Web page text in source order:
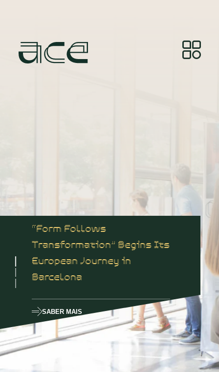
“Form Follows
Transformation” Begins Its
European Journey in
Barcelona
SABER MAIS